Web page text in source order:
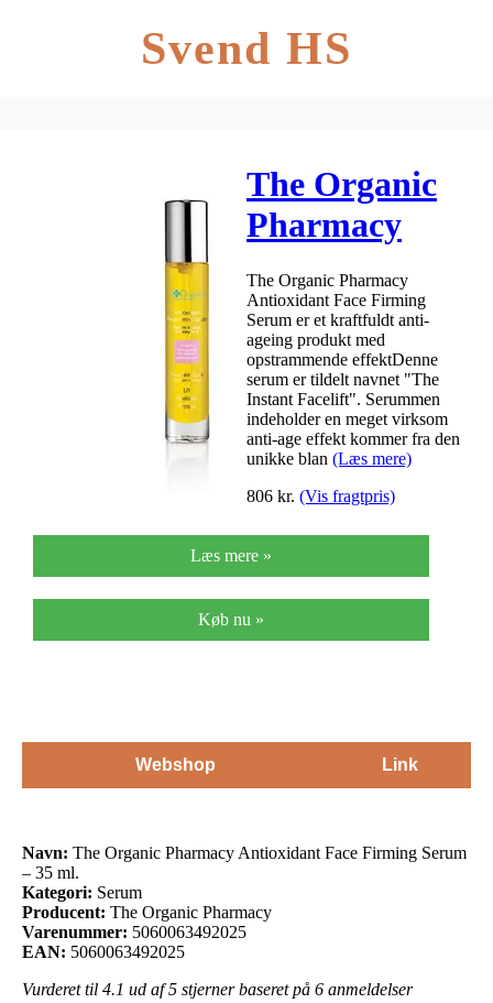
Svend HS
The Organic
Pharmacy
Antioxidant
Face Firming
Serum – 35
ml.
The Organic Pharmacy
Antioxidant Face Firming
Serum er et kraftfuldt anti-
ageing produkt med
opstrammende effektDenne
serum er tildelt navnet "The
Instant Facelift". Serummen
indeholder en meget virksom
anti-age effekt kommer fra den
unikke blan (Læs mere)
806 kr. (Vis fragtpris)
Læs mere »
Køb nu »
Webshop Link
Navn: The Organic Pharmacy Antioxidant Face Firming Serum
– 35 ml.
Kategori: Serum
Producent: The Organic Pharmacy
Varenummer: 5060063492025
EAN: 5060063492025
Vurderet til 4.1 ud af 5 stjerner baseret på 6 anmeldelser